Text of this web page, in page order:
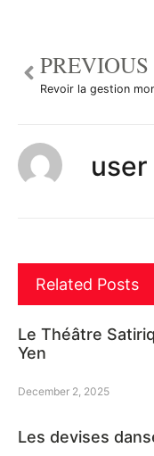
PREVIOUS
user
Related Posts
Le Théâtre
Yen
December 2, 2025
Les devises